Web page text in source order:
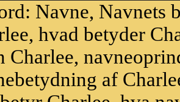
Navne, Navnets
hvad betyder
Charlee,
af